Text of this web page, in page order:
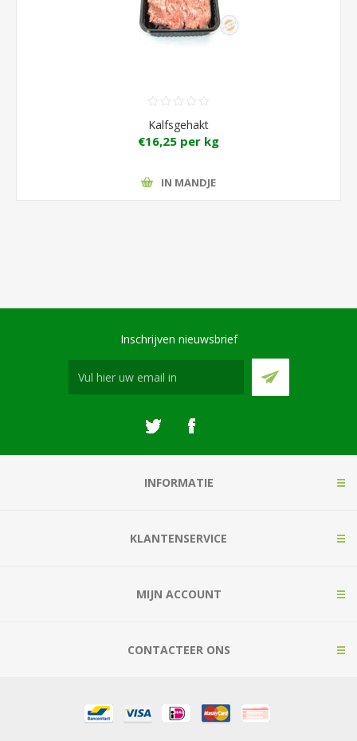
Kalfsgehakt
€16,25 per kg
IN MANDJE
Inschrijven nieuwsbrief
INFORMATIE
KLANTENSERVICE
MIJN ACCOUNT
CONTACTEER ONS